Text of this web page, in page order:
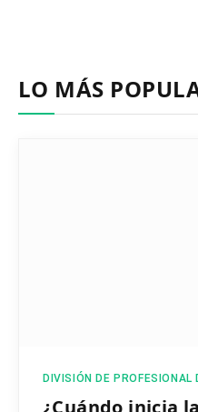
LO MÁS
DIVISIÓN DE
¿Cuándo inicia